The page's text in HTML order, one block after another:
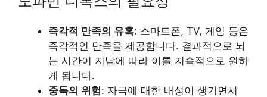
즉각적 만족의 유혹: 스마트폰, TV, 게임 등은
즉각적인 만족을 제공합니다. 결과적으로 뇌
는 시간이 지남에 따라 이를 지속적으로 원하
게 됩니다.
중독의 위험: 자극에 대한 내성이 생기면서